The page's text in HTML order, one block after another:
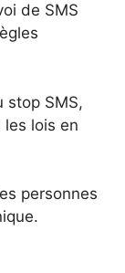
de SMS
stop SMS,
les lois en
personnes